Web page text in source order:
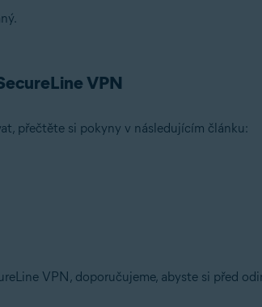
VPN
přečtěte si pokyny v následujícím článku:
VPN, doporučujeme, abyste si před